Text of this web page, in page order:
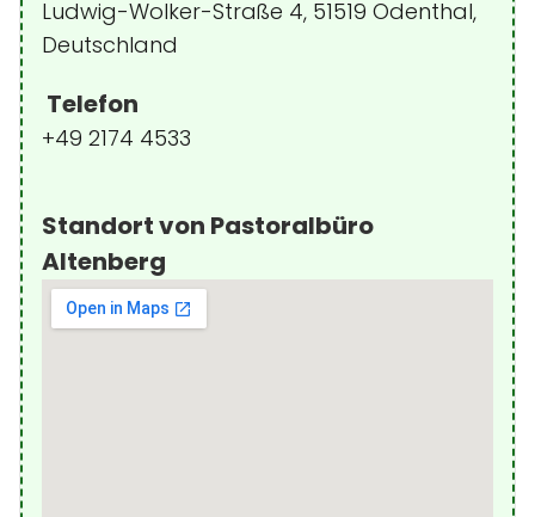
Ludwig-Wolker-Straße 4, 51519 Odenthal,
Deutschland
Telefon
+49 2174 4533
Standort von Pastoralbüro
Altenberg